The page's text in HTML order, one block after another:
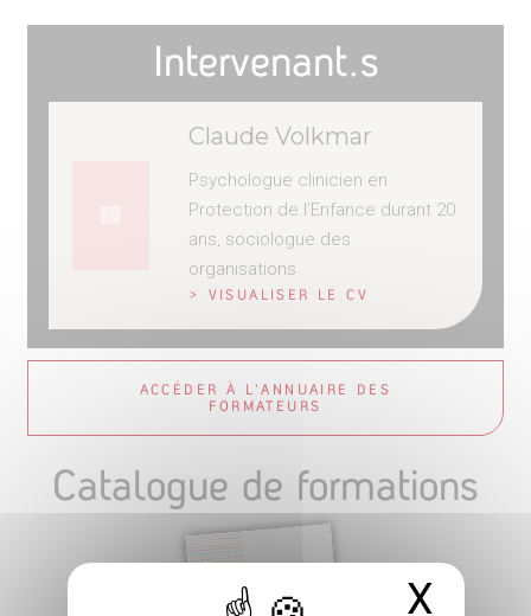
X
Intervenant.s
Claude Volkmar
Psychologue clinicien en
Protection de l’Enfance durant 20
ans, sociologue des
organisations
> VISUALISER LE CV
ACCÉDER À L'ANNUAIRE DES
FORMATEURS
Catalogue de formations